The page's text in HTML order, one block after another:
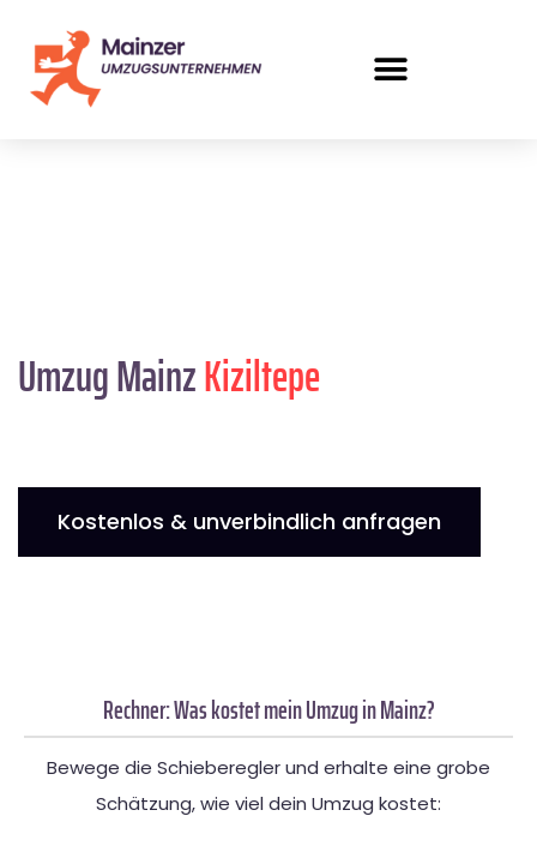
Umzug MainzKiziltepe
Kostenlos & unverbindlich anfragen
Rechner: Was kostet mein Umzug in Mainz?
Bewege die Schieberegler und erhalte eine grobe
Schätzung, wie viel dein Umzug kostet: